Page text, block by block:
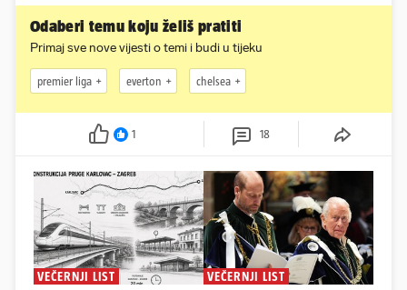
Odaberi temu koju želiš pratiti
Primaj sve nove vijesti o temi i budi u tijeku
premier liga everton chelsea
1 18